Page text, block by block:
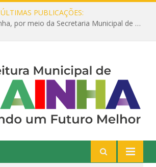
ÚLTIMAS PUBLICAÇÕES:
Prefeitura de Prainha, por meio da Secretaria Municipal de Educação, abre 354 vagas na área da Educação para 2025 com processo seletivo simplificado